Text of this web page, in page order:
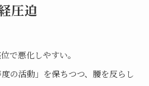
圧迫
で悪化しやすい。
度の活動」を保ちつつ、腰を反らし